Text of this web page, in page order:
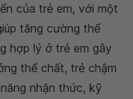
của trẻ em, với một
tăng cường thể
hợp lý ở trẻ em gây
thể chất, trẻ chậm
nhận thức, kỹ